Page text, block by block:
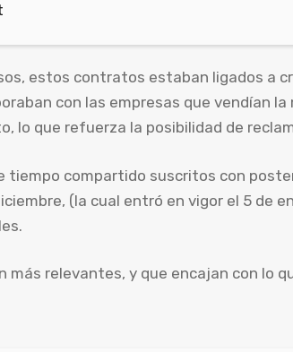
estos contratos estaban ligados a
con las empresas que vendían
lo que refuerza la posibilidad de
tiempo compartido suscritos con
(la cual entró en vigor el 5 de
más relevantes, y que encajan con lo